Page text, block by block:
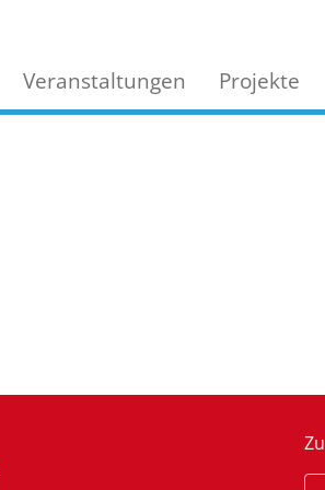
Veranstaltungen Projekte